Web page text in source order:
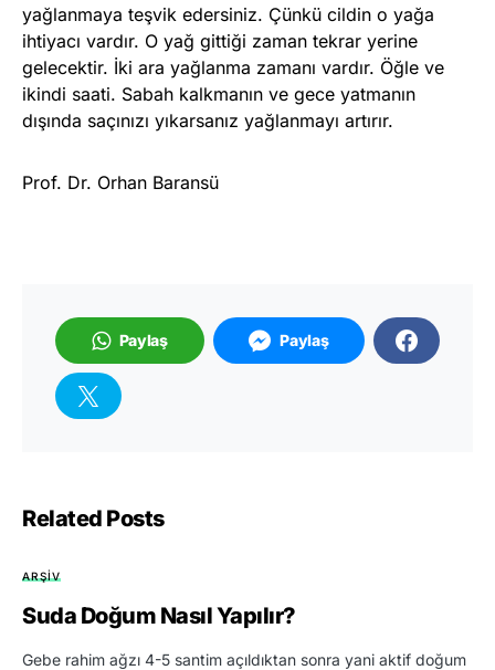
yağlanmaya teşvik edersiniz. Çünkü cildin o yağa
ihtiyacı vardır. O yağ gittiği zaman tekrar yerine
gelecektir. İki ara yağlanma zamanı vardır. Öğle ve
ikindi saati. Sabah kalkmanın ve gece yatmanın
dışında saçınızı yıkarsanız yağlanmayı artırır.
Prof. Dr. Orhan Baransü
Paylaş Paylaş
Related Posts
ARŞIV
Suda Doğum Nasıl Yapılır?
Gebe rahim ağzı 4-5 santim açıldıktan sonra yani aktif doğum